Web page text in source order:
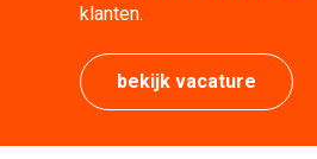
klanten.
bekijk vacature